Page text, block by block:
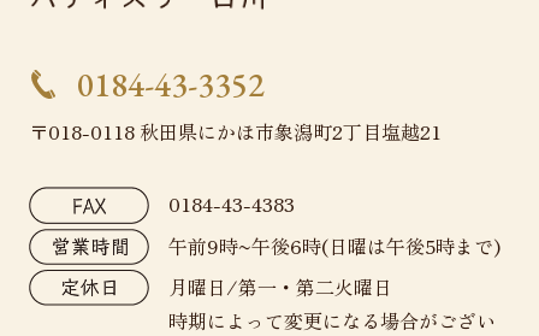
0184-43-3352
〒018-0118 秋田県にかほ市象潟町2丁目塩越21
0184-43-4383
午前9時~午後6時(日曜は午後5時まで)
月曜日/第一・第二火曜日
時期によって変更になる場合がござい